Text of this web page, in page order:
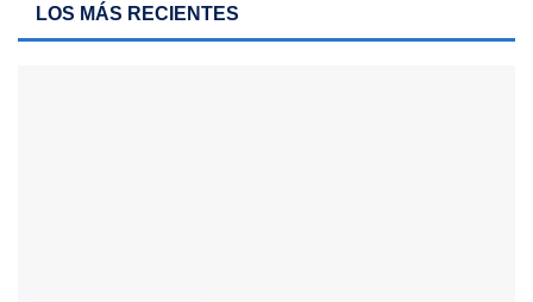
LOS MÁS RECIENTES